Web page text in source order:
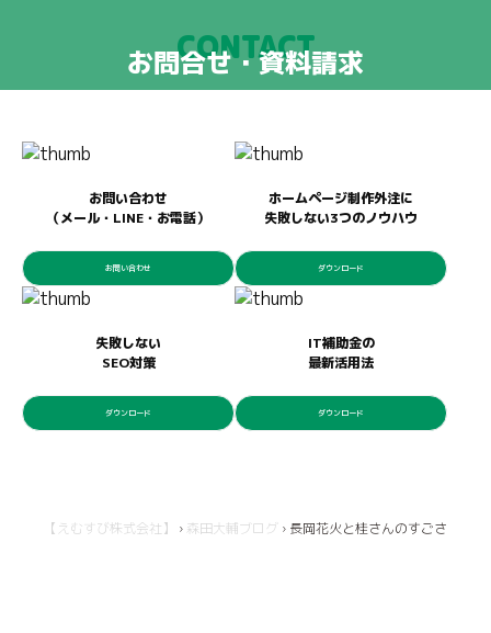
CONTACT
お問合せ・資料請求
お問い合わせ
（メール・LINE・お電話）
お問い合わせ
ホームページ制作外注に
失敗しない3つのノウハウ
ダウンロード
失敗しない
SEO対策
ダウンロード
IT補助金の
最新活用法
ダウンロード
【えむすび株式会社】 › 森田大輔ブログ › 長岡花火と桂さんのすごさ